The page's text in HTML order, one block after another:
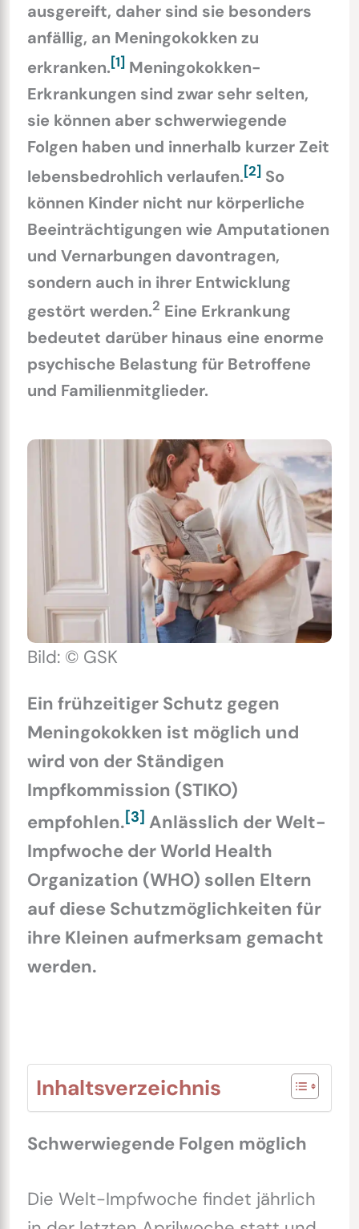
ausgereift, daher sind sie besonders
anfällig, an Meningokokken zu
erkranken.[1]Meningokokken-
Erkrankungen sind zwar sehr selten,
sie können aber schwerwiegende
Folgen haben und innerhalb kurzer Zeit
lebensbedrohlich verlaufen.[2]So
können Kinder nicht nur körperliche
Beeinträchtigungen wie Amputationen
und Vernarbungen davontragen,
sondern auch in ihrer Entwicklung
gestört werden.2 Eine Erkrankung
bedeutet darüber hinaus eine enorme
psychische Belastung für Betroffene
und Familienmitglieder.
Bild: © GSK
Ein frühzeitiger Schutz gegen
Meningokokken ist möglich und
wird von der Ständigen
Impfkommission (STIKO)
empfohlen.[3] Anlässlich der Welt-
Impfwoche der World Health
Organization (WHO) sollen Eltern
auf diese Schutzmöglichkeiten für
ihre Kleinen aufmerksam gemacht
werden.
Inhaltsverzeichnis
Schwerwiegende Folgen möglich
Die Welt-Impfwoche findet jährlich